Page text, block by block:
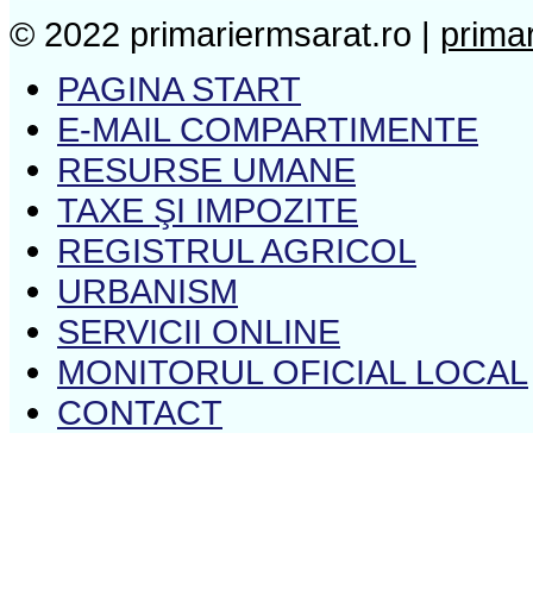
© 2022 primariermsarat.ro |
PAGINA START
E-MAIL COMPARTIMENTE
RESURSE UMANE
TAXE ŞI IMPOZITE
REGISTRUL AGRICOL
URBANISM
SERVICII ONLINE
MONITORUL OFICIAL LOCAL
CONTACT